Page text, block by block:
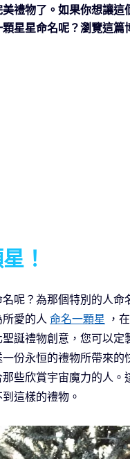
禮物了。如果你想讓
星星命名呢？瀏覽這
！
呢？為那個特別的人
愛的人 命名一顆星
，
誕禮物創意，您可以定
份永恒的禮物所帶來
些欣賞宇宙魔力的人
這樣的禮物。